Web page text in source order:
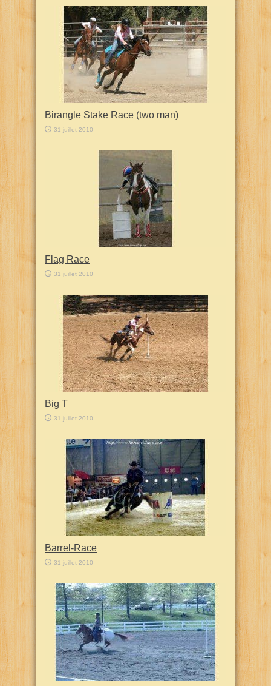
Birangle Stake Race (two man)
31 juillet 2010
Flag Race
31 juillet 2010
Big T
31 juillet 2010
Barrel-Race
31 juillet 2010